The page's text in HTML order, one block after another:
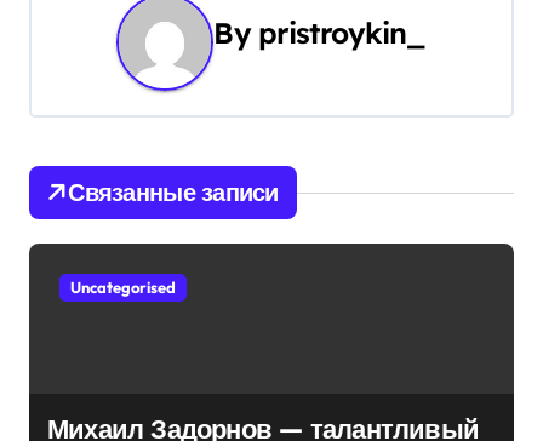
и
я
п
о
By pristroykin_
Связанные записи
Uncategorised
Михаил Задорнов — талантливый